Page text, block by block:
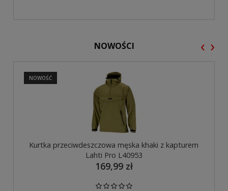
NOWOŚCI
Kurtka przeciwdeszczowa męska khaki z kapturem
Lahti Pro L40953
169,99 zł
NOWOŚĆ
‹ ›